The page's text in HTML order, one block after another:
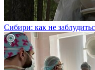
Сибири: как не